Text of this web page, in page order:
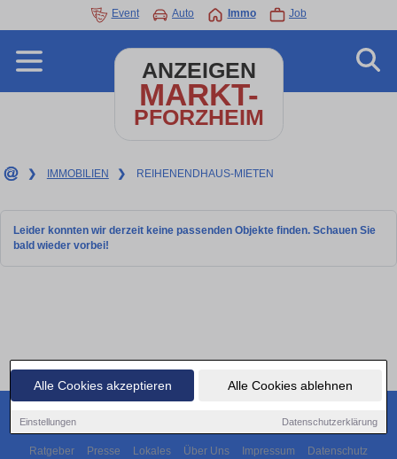
Alle Cookies akzeptieren Alle Cookies ablehnen
Einstellungen Datenschutzerklärung
Event Auto Immo Job
ANZEIGEN
MARKT-
PFORZHEIM
❯ IMMOBILIEN ❯ REIHENENDHAUS-MIETEN
Leider konnten wir derzeit keine passenden Objekte finden. Schauen Sie
bald wieder vorbei!
Ratgeber Presse Lokales Über Uns Impressum Datenschutz